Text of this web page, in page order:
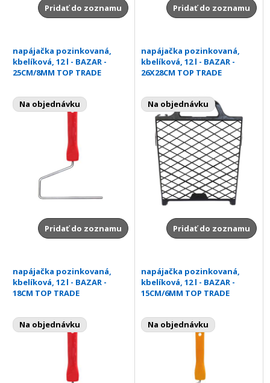
Pridať do zoznamu Pridať do zoznamu
napájačka pozinkovaná,
kbelíková, 12 l - BAZAR -
25CM/8MM TOP TRADE
Na objednávku
Pridať do zoznamu
napájačka pozinkovaná,
kbelíková, 12 l - BAZAR -
26X28CM TOP TRADE
Na objednávku
Pridať do zoznamu
napájačka pozinkovaná,
kbelíková, 12 l - BAZAR -
18CM TOP TRADE
Na objednávku
napájačka pozinkovaná,
kbelíková, 12 l - BAZAR -
15CM/6MM TOP TRADE
Na objednávku